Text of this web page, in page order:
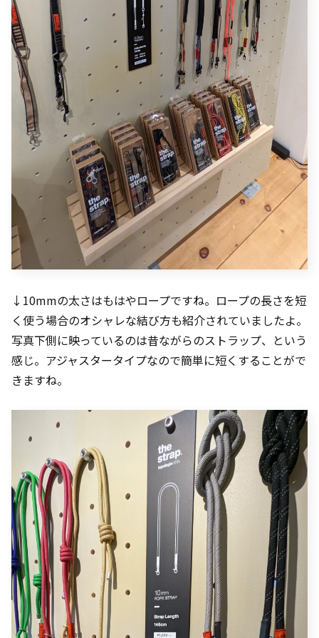
↓10mmの太さはもはやロープですね。ロープの長さを短
く使う場合のオシャレな結び方も紹介されていましたよ。
写真下側に映っているのは昔ながらのストラップ、という
感じ。アジャスタータイプなので簡単に短くすることがで
きますね。